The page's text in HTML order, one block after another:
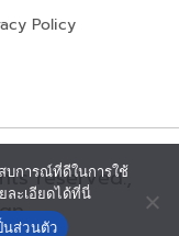
Policy
reserved.,
บการณ์ที่ดีในการใช้
ละเอียดได้ที่นี่
นส่วนตัว